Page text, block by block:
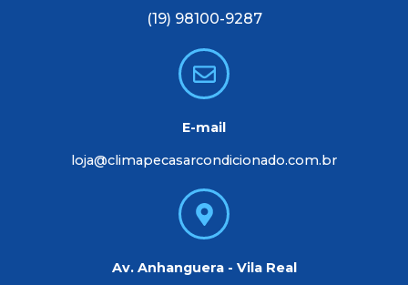
(19) 98100-9287
E-mail
loja@climapecasarcondicionado.com.br
Av. Anhanguera - Vila Real